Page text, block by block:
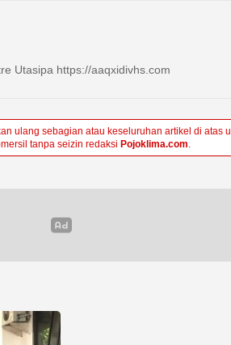
Utasipa https://aaqxidivhs.com
ulang sebagian atau keseluruhan artikel di atas
tanpa seizin redaksi Pojoklima.com